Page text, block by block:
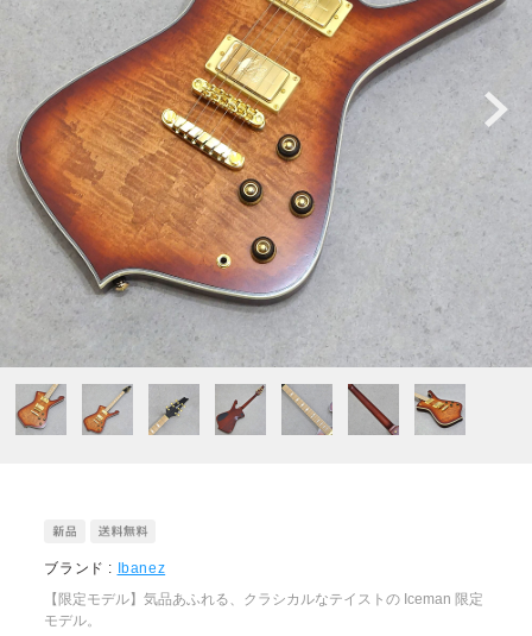
ブランド :
Ibanez
【限定モデル】気品あふれる、クラシカルなテイストの Iceman 限定
モデル。